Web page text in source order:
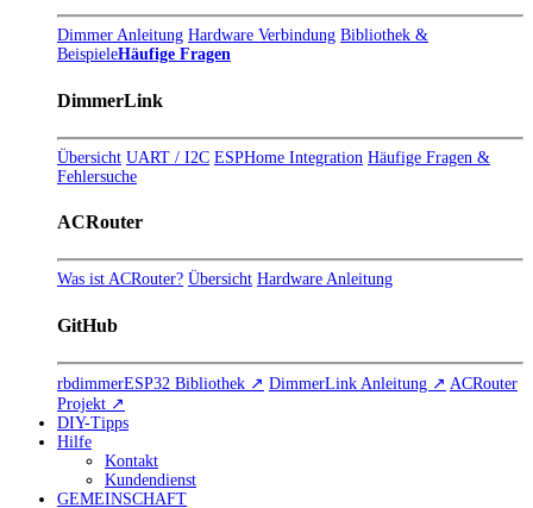
Dimmer Anleitung Hardware Verbindung Bibliothek &
BeispieleHäufige Fragen
DimmerLink
Übersicht UART / I2C ESPHome Integration Häufige Fragen &
Fehlersuche
ACRouter
Was ist ACRouter? Übersicht Hardware Anleitung
GitHub
rbdimmerESP32 Bibliothek ↗ DimmerLink Anleitung ↗ ACRouter
Projekt ↗
DIY-Tipps
Hilfe
Kontakt
Kundendienst
GEMEINSCHAFT